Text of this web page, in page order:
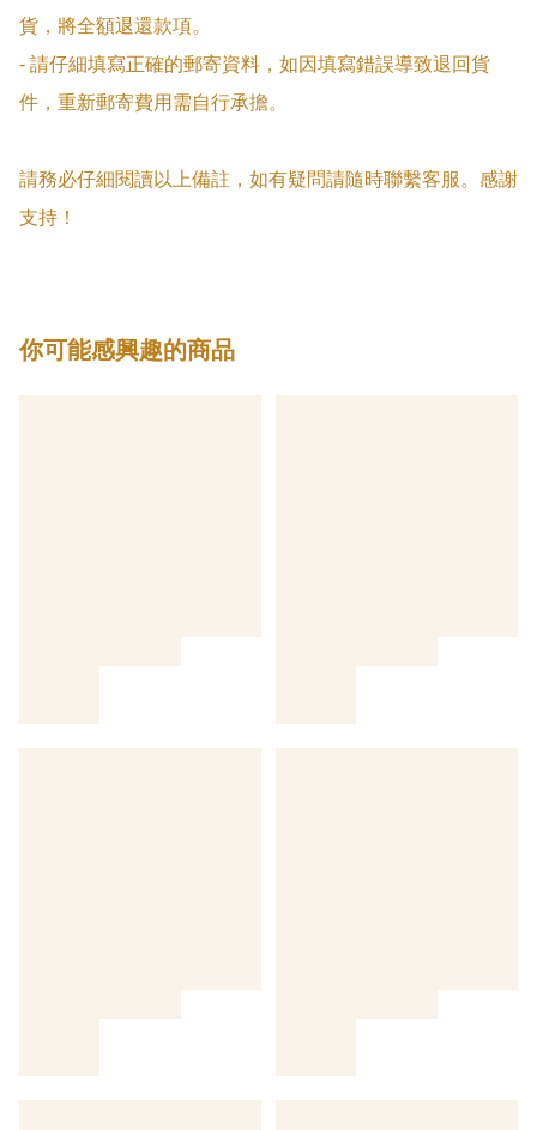
貨，將全額退還款項。
- 請仔細填寫正確的郵寄資料，如因填寫錯誤導致退回貨
件，重新郵寄費用需自行承擔。
請務必仔細閱讀以上備註，如有疑問請隨時聯繫客服。感謝
支持！
你可能感興趣的商品